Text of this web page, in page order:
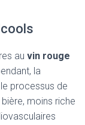
au vin rouge
la
processus de
moins riche